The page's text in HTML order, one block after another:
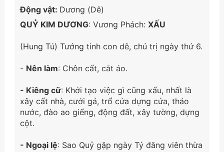
Động vật: Dương (Dê)
QUỶ KIM DƯƠNG: Vương Phách: XẤU
(Hung Tú) Tướng tinh con dê, chủ trị ngày thứ 6.
- Nên làm: Chôn cất, cắt áo.
- Kiêng cữ: Khởi tạo việc gì cũng xấu, nhất là
xây cất nhà, cưới gả, trổ cửa dựng cửa, tháo
nước, đào ao giếng, động đất, xây tường, dựng
cột.
- Ngoại lệ: Sao Quỷ gặp ngày Tý đăng viên thừa